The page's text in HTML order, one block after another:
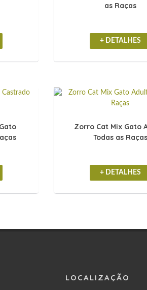
as Raças
+ DETALHES
Zorro Cat Mix Gato
Todas as Raças
+ DETALHES
LOCALIZAÇÃO